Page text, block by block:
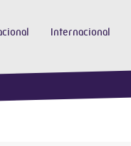
Internacional